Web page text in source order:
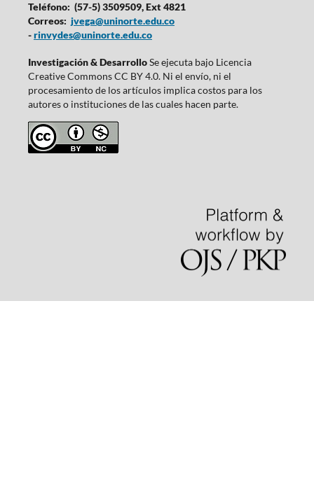
Teléfono: (57-5) 3509509, Ext 4821
Correos: jvega@uninorte.edu.co
-rinvydes@uninorte.edu.co
Investigación & DesarrolloSe ejecuta bajo Licencia
Creative Commons CC BY 4.0. Ni el envío, ni el
procesamiento de los artículos implica costos para los
autores o instituciones de las cuales hacen parte.